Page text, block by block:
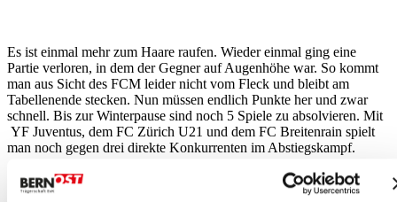
Es ist einmal mehr zum Haare raufen. Wieder einmal ging eine
Partie verloren, in dem der Gegner auf Augenhöhe war. So kommt
man aus Sicht des FCM leider nicht vom Fleck und bleibt am
Tabellenende stecken. Nun müssen endlich Punkte her und zwar
schnell. Bis zur Winterpause sind noch 5 Spiele zu absolvieren. Mit
YF Juventus, dem FC Zürich U21 und dem FC Breitenrain spielt
man noch gegen drei direkte Konkurrenten im Abstiegskampf.